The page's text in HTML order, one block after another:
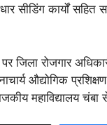
सीडिंग कार्यों सहित
जिला रोजगार
औद्योगिक
महाविद्यालय